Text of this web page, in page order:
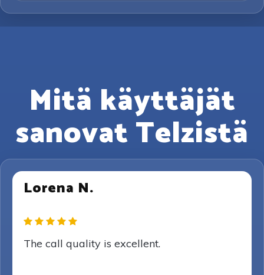
Mitä käyttäjät
sanovat Telzistä
Lorena N.
The call quality is excellent.